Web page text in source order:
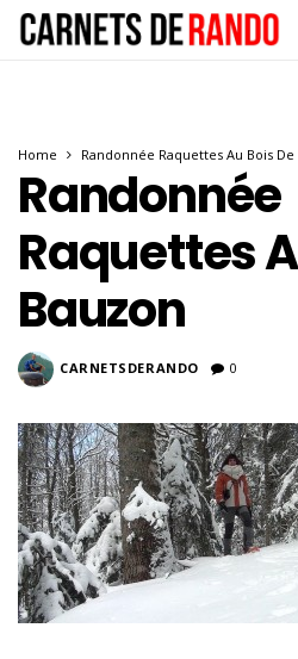
Home Randonnée Raquettes Au Bois De
Randonnée
Raquettes
Bauzon
CARNETSDERANDO 0